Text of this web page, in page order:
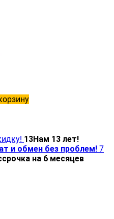
13Нам 13 лет!
и обмен без проблем! 7
на 6 месяцев